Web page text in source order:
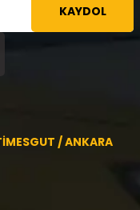
KAYDOL
/ ANKARA